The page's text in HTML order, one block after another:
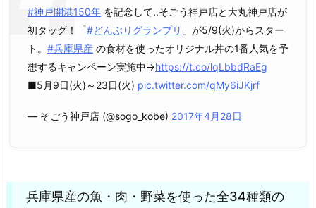
#神戸開港150年 を記念して..そごう神戸店と大丸神戸店が
初タッグ！「#どんぶりグランプリ 」が5/9(火)からスター
ト。 #兵庫県産 の食材を使ったオリジナル丼の1番人気を予
想するキャンペーン実施中→https://t.co/lqLbbdRaEg
■5月9日(火)～23日(火) pic.twitter.com/qMy6iJKjrf
— そごう神戸店 (@sogo_kobe) 2017年4月28日
兵庫県産の魚・肉・野菜を使った全34種類の